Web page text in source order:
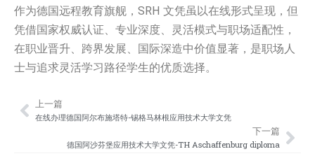
作为德国远程教育旗舰，SRH 文凭虽以在线形式呈现，但
凭借国家权威认证、专业深度、灵活模式与职场适配性，
在职业晋升、跨界发展、国际深造中价值显著，是职场人
士与追求灵活学习路径学生的优质选择。
Prev
上一篇
在线办理德国阿尔布施塔特-锡格马林根应用技术大学文凭
下一篇
德国阿沙芬堡应用技术大学文凭-TH Aschaffenburg diploma